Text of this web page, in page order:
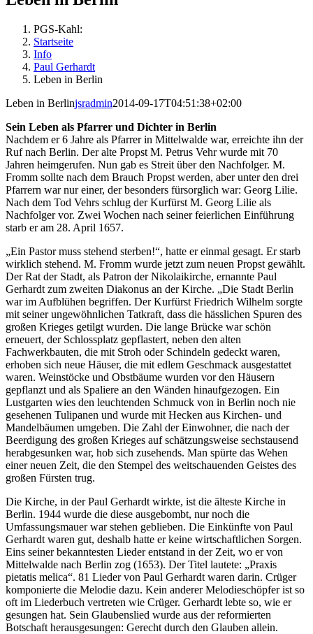
PGS-Kahl:
Startseite
Info
Paul Gerhardt
Leben in Berlin
Leben in Berlinjsradmin2014-09-17T04:51:38+02:00
Sein Leben als Pfarrer und Dichter in Berlin
Nachdem er 6 Jahre als Pfarrer in Mittelwalde war, erreichte ihn der
Ruf nach Berlin. Der alte Propst M. Petrus Vehr wurde mit 70
Jahren heimgerufen. Nun gab es Streit über den Nachfolger. M.
Fromm sollte nach dem Brauch Propst werden, aber unter den drei
Pfarrern war nur einer, der besonders fürsorglich war: Georg Lilie.
Nach dem Tod Vehrs schlug der Kurfürst M. Georg Lilie als
Nachfolger vor. Zwei Wochen nach seiner feierlichen Einführung
starb er am 28. April 1657.
„Ein Pastor muss stehend sterben!“, hatte er einmal gesagt. Er starb
wirklich stehend. M. Fromm wurde jetzt zum neuen Propst gewählt.
Der Rat der Stadt, als Patron der Nikolaikirche, ernannte Paul
Gerhardt zum zweiten Diakonus an der Kirche. „Die Stadt Berlin
war im Aufblühen begriffen. Der Kurfürst Friedrich Wilhelm sorgte
mit seiner ungewöhnlichen Tatkraft, dass die hässlichen Spuren des
großen Krieges getilgt wurden. Die lange Brücke war schön
erneuert, der Schlossplatz gepflastert, neben den alten
Fachwerkbauten, die mit Stroh oder Schindeln gedeckt waren,
erhoben sich neue Häuser, die mit edlem Geschmack ausgestattet
waren. Weinstöcke und Obstbäume wurden vor den Häusern
gepflanzt und als Spaliere an den Wänden hinaufgezogen. Ein
Lustgarten wies den leuchtenden Schmuck von in Berlin noch nie
gesehenen Tulipanen und wurde mit Hecken aus Kirchen- und
Mandelbäumen umgeben. Die Zahl der Einwohner, die nach der
Beerdigung des großen Krieges auf schätzungsweise sechstausend
herabgesunken war, hob sich zusehends. Man spürte das Wehen
einer neuen Zeit, die den Stempel des weitschauenden Geistes des
großen Fürsten trug.
Die Kirche, in der Paul Gerhardt wirkte, ist die älteste Kirche in
Berlin. 1944 wurde die diese ausgebombt, nur noch die
Umfassungsmauer war stehen geblieben. Die Einkünfte von Paul
Gerhardt waren gut, deshalb hatte er keine wirtschaftlichen Sorgen.
Eins seiner bekanntesten Lieder entstand in der Zeit, wo er von
Mittelwalde nach Berlin zog (1653). Der Titel lautete: „Praxis
pietatis melica“. 81 Lieder von Paul Gerhardt waren darin. Crüger
komponierte die Melodie dazu. Kein anderer Melodieschöpfer ist so
oft im Liederbuch vertreten wie Crüger. Gerhardt lebte so, wie er
gesungen hat. Sein Glaubenslied wurde aus der reformierten
Botschaft herausgesungen: Gerecht durch den Glauben allein.